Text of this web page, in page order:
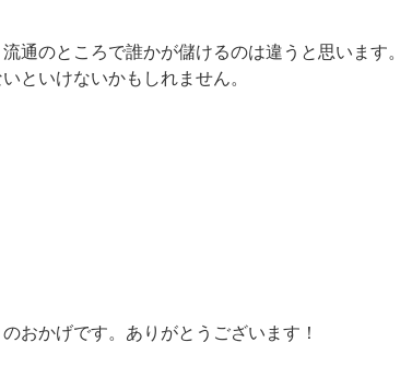
通のところで誰かが儲けるのは違うと思います。
といけないかもしれません。
おかげです。ありがとうございます！